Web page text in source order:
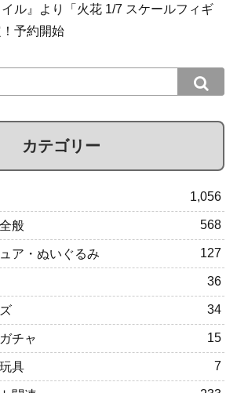
イル』より「火花 1/7 スケールフィギ
予約開始
カテゴリー
1,056
般 568
ア・ぬいぐるみ 127
36
34
チャ 15
具 7